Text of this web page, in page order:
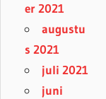
er 2021
augustu
s 2021
juli 2021
juni